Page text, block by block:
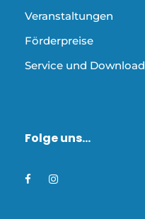
Veranstaltungen
Förderpreise
Service und Download
Folge uns…